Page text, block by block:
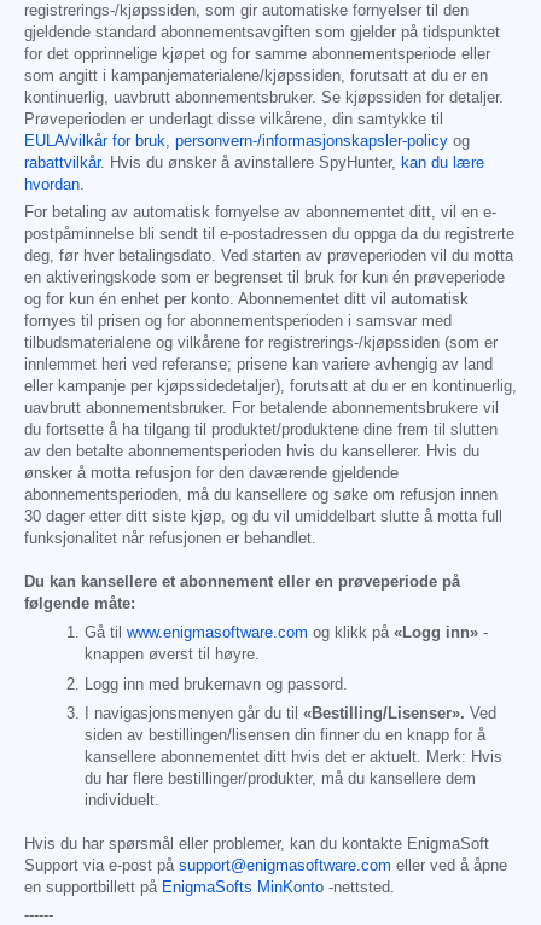
registrerings-/kjøpssiden, som gir automatiske fornyelser til den
gjeldende standard abonnementsavgiften som gjelder på tidspunktet
for det opprinnelige kjøpet og for samme abonnementsperiode eller
som angitt i kampanjematerialene/kjøpssiden, forutsatt at du er en
kontinuerlig, uavbrutt abonnementsbruker. Se kjøpssiden for detaljer.
Prøveperioden er underlagt disse vilkårene, din samtykke til
EULA/vilkår for bruk, personvern-/informasjonskapsler-policy og
rabattvilkår. Hvis du ønsker å avinstallere SpyHunter, kan du lære
hvordan.
For betaling av automatisk fornyelse av abonnementet ditt, vil en e-
postpåminnelse bli sendt til e-postadressen du oppga da du registrerte
deg, før hver betalingsdato. Ved starten av prøveperioden vil du motta
en aktiveringskode som er begrenset til bruk for kun én prøveperiode
og for kun én enhet per konto. Abonnementet ditt vil automatisk
fornyes til prisen og for abonnementsperioden i samsvar med
tilbudsmaterialene og vilkårene for registrerings-/kjøpssiden (som er
innlemmet heri ved referanse; prisene kan variere avhengig av land
eller kampanje per kjøpssidedetaljer), forutsatt at du er en kontinuerlig,
uavbrutt abonnementsbruker. For betalende abonnementsbrukere vil
du fortsette å ha tilgang til produktet/produktene dine frem til slutten
av den betalte abonnementsperioden hvis du kansellerer. Hvis du
ønsker å motta refusjon for den daværende gjeldende
abonnementsperioden, må du kansellere og søke om refusjon innen
30 dager etter ditt siste kjøp, og du vil umiddelbart slutte å motta full
funksjonalitet når refusjonen er behandlet.
Du kan kansellere et abonnement eller en prøveperiode på
følgende måte:
Gå til www.enigmasoftware.com og klikk på «Logg inn» -
knappen øverst til høyre.
Logg inn med brukernavn og passord.
I navigasjonsmenyen går du til «Bestilling/Lisenser». Ved
siden av bestillingen/lisensen din finner du en knapp for å
kansellere abonnementet ditt hvis det er aktuelt. Merk: Hvis
du har flere bestillinger/produkter, må du kansellere dem
individuelt.
Hvis du har spørsmål eller problemer, kan du kontakte EnigmaSoft
Support via e-post på support@enigmasoftware.com eller ved å åpne
en supportbillett på EnigmaSofts MinKonto -nettsted.
------